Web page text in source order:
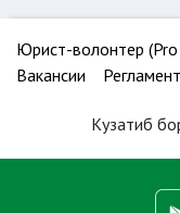
Юрист-волонтер
Вакансии
Регламент
Кузатиб